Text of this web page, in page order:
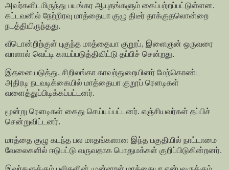
அவர்களிடமிருந்து பயங்கர ஆயுதங்களும் கைப்பற்றப்பட்டுள்ளன.
கட்டவனில் நேற்றிரவு மாத்தையா குழு திடீர் தாக்குதலொன்றை
நடத்தியிருந்தது.
வீடொன்றிற்குள் புகுந்த மாத்தையா குறூப், இளைஞன் ஒருவரை
வாளால் வெட்டி காயப்படுத்திவிட்டு தப்பிச் சென்றது.
இதனையடுத்து, சிறிலங்கா காவற்துறையினர் மேற்கொண்ட
அதிரடி நடவடிக்கையில் மாத்தையா குறூப் ரௌடிகள்
வளைத்துப்பிடிக்கப்பட்டனர்.
மூன்று ரௌடிகள் கைது செய்யப்பட்டனர். எஞ்சியவர்கள் தப்பிச்
சென்றுவிட்டனர்.
மாத்தை குழு கடந்த பல மாதங்களான இந்த பகுதியில் நாட்டாமை
வேலைகளில் ஈடுபட்டு வருவதாக பொதுமக்கள் குறிப்பிடுகின்றனர்.